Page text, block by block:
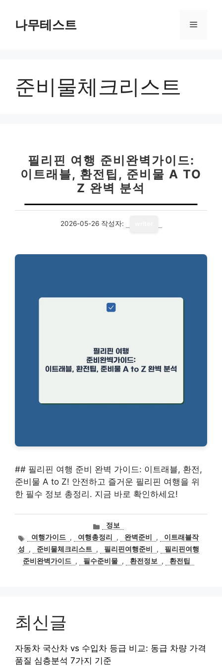
나무테스트 메
준비물체크리스트
필리핀 여행 준비완벽가이드:
이트래블, 환전팁, 준비물 A TO
Z 완벽 분석
2026-05-26 작성자:
## 필리핀 여행 준비 완벽 가이드: 이트래블, 환전,
준비물 A to Z! 안전하고 즐거운 필리핀 여행을 위
한 필수 정보 총정리. 지금 바로 확인하세요!
카
테
고
리
정보
태여행가이드 , 여행총정리 , 완벽준비 ,
이트래블작
성
, 준비물체크리스트 , 필리핀여행준비 ,
필리핀여행
준비완벽가이드 , 필수준비물 , 환전정보 , 환전팁
최신글
자동차 국산차 vs 수입차 등급 비교: 동급 차량 가격
품질 심층분석 7가지 기준